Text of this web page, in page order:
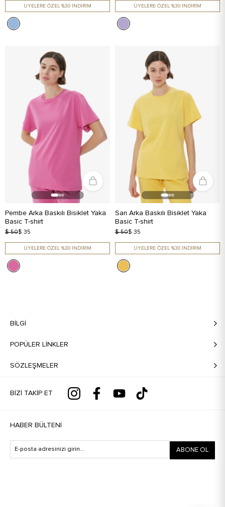
ÜYELERE ÖZEL %30 İNDİRİM ÜYELERE ÖZEL %30 İNDİRİM
Pembe Arka Baskılı Bisiklet Yaka
Basic T-shirt
$ 50$ 35
ÜYELERE ÖZEL %30 İNDİRİM
Sarı Arka Baskılı Bisiklet Yaka
Basic T-shirt
$ 50$ 35
ÜYELERE ÖZEL %30 İNDİRİM
BILGI
POPÜLER LİNKLER
SÖZLEŞMELER
BIZI TAKIP ET
HABER BÜLTENI
ABONE OL